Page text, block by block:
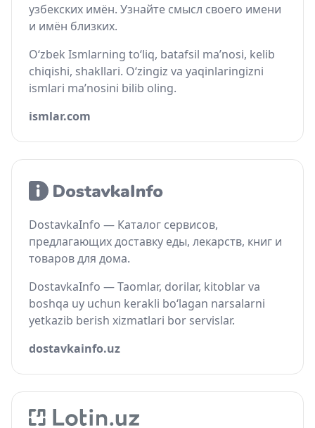
узбекских имён. Узнайте смысл своего имени
и имён близких.
O‘zbek Ismlarning to‘liq, batafsil ma’nosi, kelib
chiqishi, shakllari. O‘zingiz va yaqinlaringizni
ismlari ma’nosini bilib oling.
ismlar.com
DostavkaInfo — Каталог сервисов,
предлагающих доставку еды, лекарств, книг и
товаров для дома.
DostavkaInfo — Taomlar, dorilar, kitoblar va
boshqa uy uchun kerakli bo‘lagan narsalarni
yetkazib berish xizmatlari bor servislar.
dostavkainfo.uz